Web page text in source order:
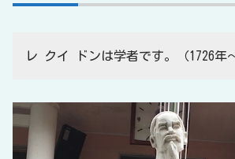
レ クイ ドンは学者です。（1726年